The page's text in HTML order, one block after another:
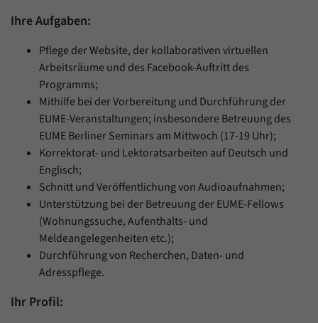
Ihre Aufgaben:
Pflege der Website, der kollaborativen virtuellen
Arbeitsräume und des Facebook-Auftritt des
Programms;
Mithilfe bei der Vorbereitung und Durchführung der
EUME-Veranstaltungen; insbesondere Betreuung des
EUME Berliner Seminars am Mittwoch (17-19 Uhr);
Korrektorat- und Lektoratsarbeiten auf Deutsch und
Englisch;
Schnitt und Veröffentlichung von Audioaufnahmen;
Unterstützung bei der Betreuung der EUME-Fellows
(Wohnungssuche, Aufenthalts- und
Meldeangelegenheiten etc.);
Durchführung von Recherchen, Daten- und
Adresspflege.
Ihr Profil: